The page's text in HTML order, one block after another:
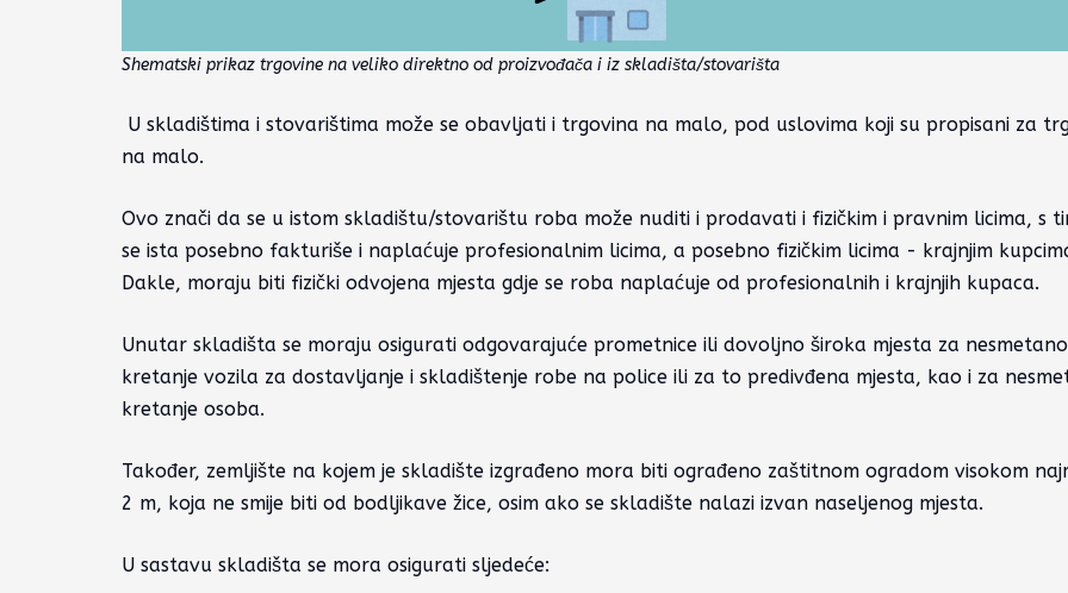
Shematski prikaz trgovine na veliko direktno od proizvođača i iz skladišta/stovarišta
U skladištima i stovarištima može se obavljati i trgovina na malo, pod uslovima koji su propisani za
na malo.
Ovo znači da se u istom skladištu/stovarištu roba može nuditi i prodavati i fizičkim i pravnim licima, s
se ista posebno fakturiše i naplaćuje profesionalnim licima, a posebno fizičkim licima - krajnjim
Dakle, moraju biti fizički odvojena mjesta gdje se roba naplaćuje od profesionalnih i krajnjih kupaca.
Unutar skladišta se moraju osigurati odgovarajuće prometnice ili dovoljno široka mjesta za nesmetano
kretanje vozila za dostavljanje i skladištenje robe na police ili za to predivđena mjesta, kao i za
kretanje osoba.
Također, zemljište na kojem je skladište izgrađeno mora biti ograđeno zaštitnom ogradom visokom
2 m, koja ne smije biti od bodljikave žice, osim ako se skladište nalazi izvan naseljenog mjesta.
U sastavu skladišta se mora osigurati sljedeće: